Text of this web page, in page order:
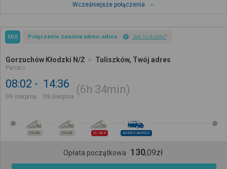
Wcześniejsze połączenia
MIX Połączenie zawiera adres-adres Jak to działa?
Gorzuchów Kłodzki N/Ż
Peron I
Tuliszków, Twój adres
08:02
09 sierpnia
14:36
09 sierpnia
6h 34min
OSOB. OSOB. IC 264 ADRES-ADRES
Opłata początkowa 130,09zł